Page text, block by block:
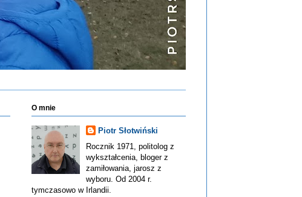
O mnie
Piotr Słotwiński
Rocznik 1971, politolog z
wykształcenia, bloger z
zamiłowania, jarosz z
wyboru. Od 2004 r.
tymczasowo w Irlandii.